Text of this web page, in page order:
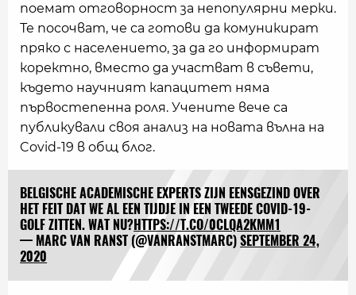
поемат отговорност за непопулярни мерки.
Те посочват, че са готови да комуникират
пряко с населението, за да го информират
коректно, вместо да участват в съвети,
където научният капацитет няма
първостепенна роля. Учените вече са
публикували своя анализ на новата вълна на
Covid-19 в общ блог.
BELGISCHE ACADEMISCHE EXPERTS ZIJN EENSGEZIND OVER
HET FEIT DAT WE AL EEN TIJDJE IN EEN TWEEDE COVID-19-
GOLF ZITTEN. WAT NU?HTTPS://T.CO/0CLQA2KMM1
— MARC VAN RANST (@VANRANSTMARC)SEPTEMBER 24,
2020